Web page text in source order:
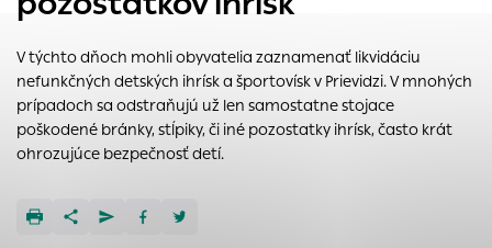
V týchto dňoch mohli obyvatelia zaznamenať likvidáciu
nefunkčných detských ihrísk a športovísk v Prievidzi. V mnohých
prípadoch sa odstraňujú už len samostatne stojace
poškodené bránky, stĺpiky, či iné pozostatky ihrísk, často krát
ohrozujúce bezpečnosť detí.
ukladať informácie o vašej aktivite a preferenciách.
zapamätoval Vaše prihlásenie alebo aby sa uložila Vaša
voľba v tomto okne.
Vyberte úroveň cookies, ktorú chcete povoliť
Technické cookies
pomáhajú urobiť webové stránky uplatniteľnými tým, že